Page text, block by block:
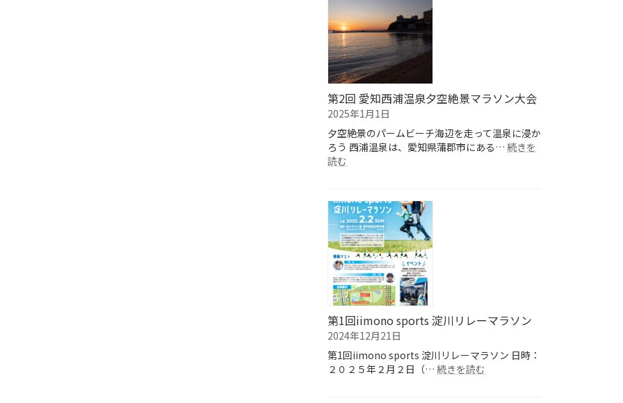
護
市
２
１
世
紀
の
森
公
園
夕
マ
ラ
ソ
ン」
レ
イ
ト
エ
ン
ト
リ
ー
ま
第2回 愛知西浦温泉夕空絶景マラソン大会
2025年1月1日
夕空絶景のパームビーチ海辺を走って温泉に浸か
ろう 西浦温泉は、愛知県蒲郡市にある…続きを
読む
回
愛
知
西
浦
温
泉
夕
空
絶
景
マ
ラ
第1回iimono sports 淀川リレーマラソン
2024年12月21日
第1回iimono sports 淀川リレーマラソン 日時：
２０２５年２月２日（…続きを読む